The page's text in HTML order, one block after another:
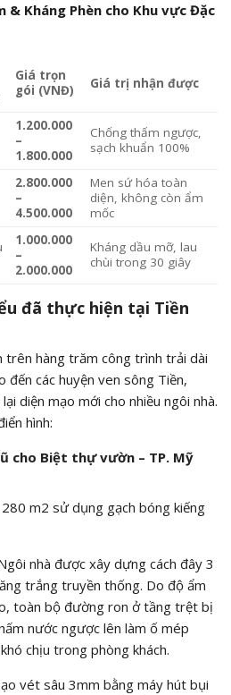
& Kháng Phèn cho Khu vực Đặc
Giá trọn
gói (VNĐ)
Giá trị nhận được
1.200.000
–
1.800.000
Chống thấm ngược,
sạch khuẩn 100%
2.800.000
–
4.500.000
Men sứ hóa toàn
diện, không còn ẩm
mốc
1.000.000
–
2.000.000
Kháng dầu mỡ, lau
chùi trong 30 giây
đã thực hiện tại Tiền
trên hàng trăm công trình trải dài
các huyện ven sông Tiền,
diện mạo mới cho nhiều ngôi nhà.
hình:
cho Biệt thự vườn – TP. Mỹ
m2 sử dụng gạch bóng kiếng
nhà được xây dựng cách đây 3
trắng truyền thống. Do độ ẩm
toàn bộ đường ron ở tầng trệt bị
nước ngược lên làm ố mép
chịu trong phòng khách.
vét sâu 3mm bằng máy hút bụi